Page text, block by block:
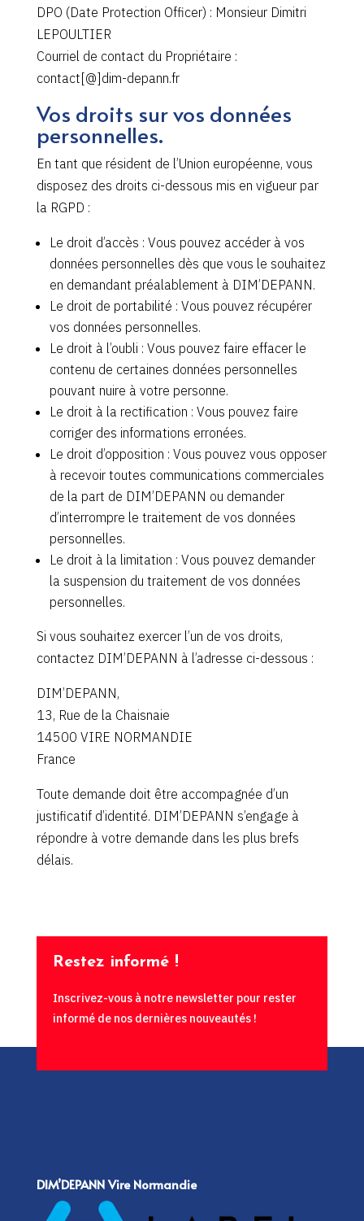
DPO (Date Protection Officer) : Monsieur Dimitri
LEPOULTIER
Courriel de contact du Propriétaire :
contact[@]dim-depann.fr
Vos droits sur vos données
personnelles.
En tant que résident de l’Union européenne, vous
disposez des droits ci-dessous mis en vigueur par
la RGPD :
Le droit d’accès : Vous pouvez accéder à vos
données personnelles dès que vous le souhaitez
en demandant préalablement à DIM’DEPANN.
Le droit de portabilité : Vous pouvez récupérer
vos données personnelles.
Le droit à l’oubli : Vous pouvez faire effacer le
contenu de certaines données personnelles
pouvant nuire à votre personne.
Le droit à la rectification : Vous pouvez faire
corriger des informations erronées.
Le droit d’opposition : Vous pouvez vous opposer
à recevoir toutes communications commerciales
de la part de DIM’DEPANN ou demander
d’interrompre le traitement de vos données
personnelles.
Le droit à la limitation : Vous pouvez demander
la suspension du traitement de vos données
personnelles.
Si vous souhaitez exercer l’un de vos droits,
contactez DIM’DEPANN à l’adresse ci-dessous :
DIM’DEPANN,
13, Rue de la Chaisnaie
14500 VIRE NORMANDIE
France
Toute demande doit être accompagnée d’un
justificatif d’identité. DIM’DEPANN s’engage à
répondre à votre demande dans les plus brefs
délais.
Restez informé !
Inscrivez-vous à notre newsletter pour rester
informé de nos dernières nouveautés !
DIM’DEPANN Vire Normandie